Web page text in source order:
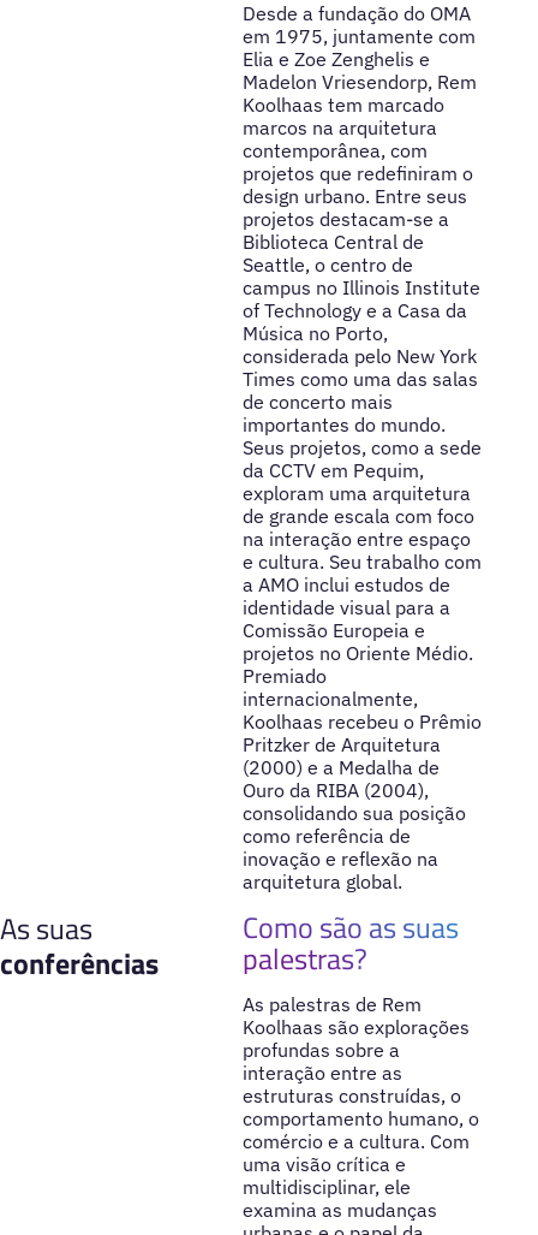
Desde a fundação do OMA
em 1975, juntamente com
Elia e Zoe Zenghelis e
Madelon Vriesendorp, Rem
Koolhaas tem marcado
marcos na arquitetura
contemporânea, com
projetos que redefiniram o
design urbano. Entre seus
projetos destacam-se a
Biblioteca Central de
Seattle, o centro de
campus no Illinois Institute
of Technology e a Casa da
Música no Porto,
considerada pelo New York
Times como uma das salas
de concerto mais
importantes do mundo.
Seus projetos, como a sede
da CCTV em Pequim,
exploram uma arquitetura
de grande escala com foco
na interação entre espaço
e cultura. Seu trabalho com
a AMO inclui estudos de
identidade visual para a
Comissão Europeia e
projetos no Oriente Médio.
Premiado
internacionalmente,
Koolhaas recebeu o Prêmio
Pritzker de Arquitetura
(2000) e a Medalha de
Ouro da RIBA (2004),
consolidando sua posição
como referência de
inovação e reflexão na
arquitetura global.
As suas
conferências
Como são as suas
palestras?
As palestras de Rem
Koolhaas são explorações
profundas sobre a
interação entre as
estruturas construídas, o
comportamento humano, o
comércio e a cultura. Com
uma visão crítica e
multidisciplinar, ele
examina as mudanças